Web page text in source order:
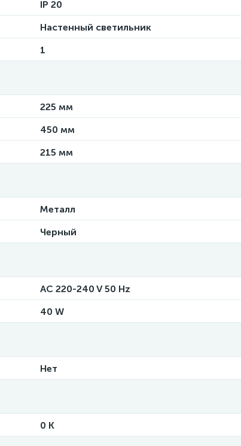
IP 20
Настенный светильник
1
225 мм
450 мм
215 мм
Металл
Черный
AC 220-240 V 50 Hz
40 W
Нет
0 K